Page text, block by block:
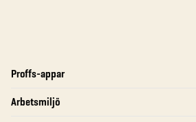
Proffs-appar
Arbetsmiljö